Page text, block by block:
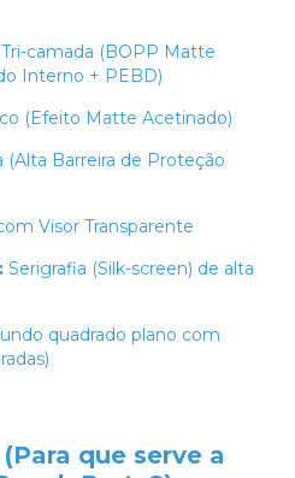
Tri-camada (BOPP Matte
Interno + PEBD)
(Efeito Matte Acetinado)
(Alta Barreira de Proteção
Visor Transparente
Serigrafia (Silk-screen) de alta
quadrado plano com
que serve a